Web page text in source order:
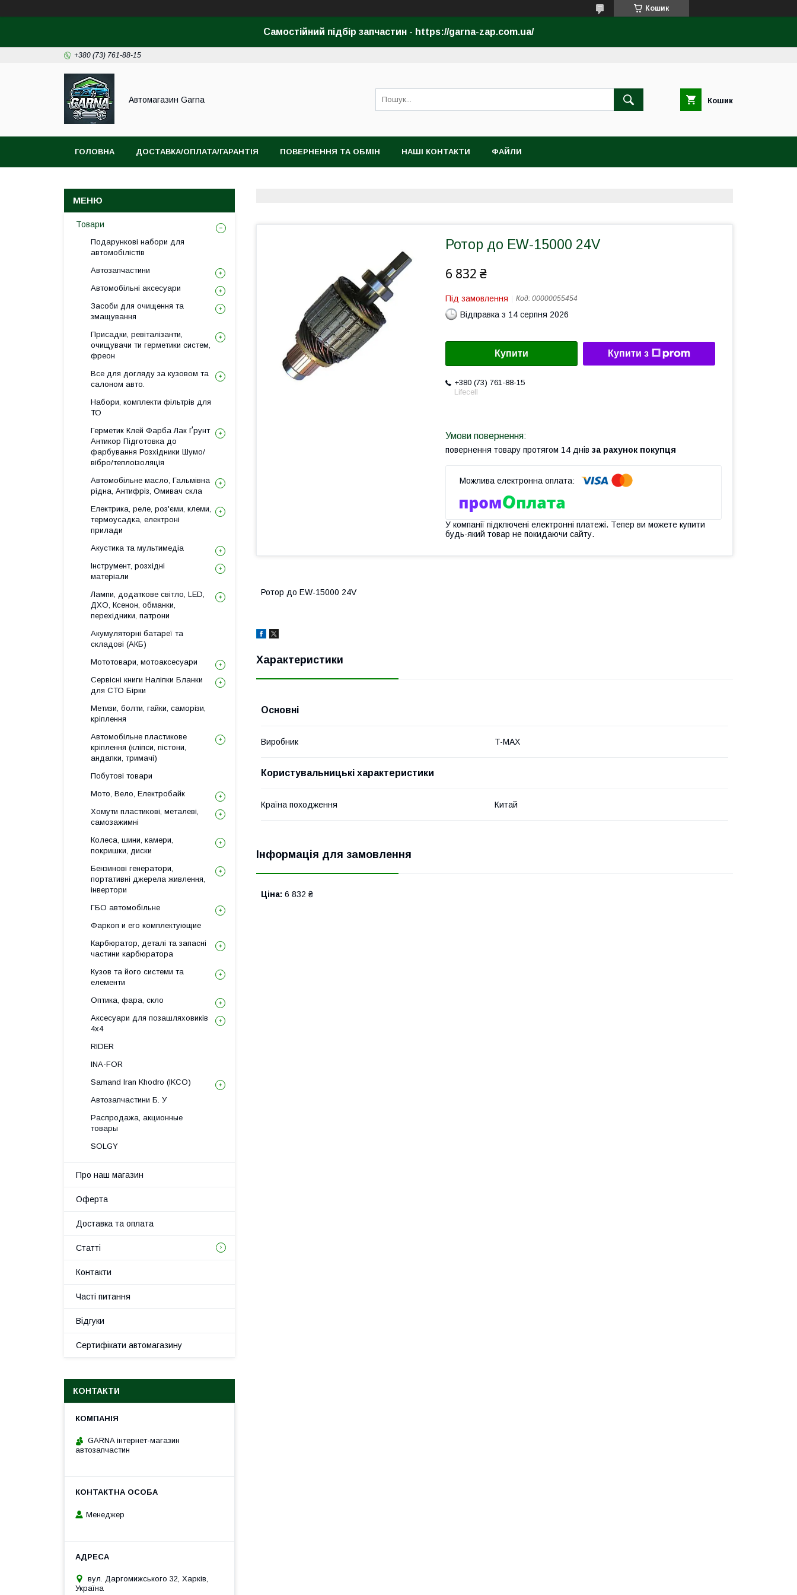
Кошик
Самостійний підбір запчастин - https://garna-zap.com.ua/
+380 (73) 761-88-15
Автомагазин Garna Кошик
ГОЛОВНА ДОСТАВКА/ОПЛАТА/ГАРАНТІЯ ПОВЕРНЕННЯ ТА ОБМІН НАШІ КОНТАКТИ ФАЙЛИ
Ротор до EW-15000 24V
6 832 ₴
Під замовлення Код: 00000055454
Відправка з 14 серпня 2026
Купити Купити з
+380 (73) 761-88-15
Lifecell
повернення товару протягом 14 днів за рахунок покупця
У компанії підключені електронні платежі. Тепер ви можете купити
будь-який товар не покидаючи сайту.
Ротор до EW-15000 24V
Характеристики
Основні
Виробник T-MAX
Користувальницькі характеристики
Країна походження Китай
Інформація для замовлення
Ціна: 6 832 ₴
Товари
Подарункові набори для
автомобілістів
Автозапчастини
Автомобільні аксесуари
Засоби для очищення та
змащування
Присадки, ревіталізанти,
очищувачи ти герметики систем,
фреон
Все для догляду за кузовом та
салоном авто.
Набори, комплекти фільтрів для
ТО
Герметик Клей Фарба Лак Ґрунт
Антикор Підготовка до
фарбування Розхідники Шумо/
вібро/теплоізоляція
Автомобільне масло, Гальмівна
рідна, Антифріз, Омивач скла
Електрика, реле, роз'єми, клеми,
термоусадка, електроні
прилади
Акустика та мультимедіа
Інструмент, розхідні
матеріали
Лампи, додаткове світло, LED,
ДХО, Ксенон, обманки,
перехідники, патрони
Акумуляторні батареї та
складові (АКБ)
Мототовари, мотоаксесуари
Сервісні книги Наліпки Бланки
для СТО Бірки
Метизи, болти, гайки, саморізи,
кріплення
Автомобільне пластикове
кріплення (кліпси, пістони,
андапки, тримачі)
Побутові товари
Мото, Вело, Електробайк
Хомути пластикові, металеві,
самозажимні
Колеса, шини, камери,
покришки, диски
Бензинові генератори,
портативні джерела живлення,
інвертори
ГБО автомобільне
Фаркоп и его комплектующие
Карбюратор, деталі та запасні
частини карбюратора
Кузов та його системи та
елементи
Оптика, фара, скло
Аксесуари для позашляховиків
4х4
RIDER
INA-FOR
Samand Iran Khodro (IKCO)
Автозапчастини Б. У
Распродажа, акционные
товары
SOLGY
Про наш магазин
Оферта
Доставка та оплата
Статті
Контакти
Часті питання
Відгуки
Сертифікати автомагазину
КОНТАКТИ
GARNA інтернет-магазин
автозапчастин
Менеджер
вул. Даргомижського 32, Харків,
Україна